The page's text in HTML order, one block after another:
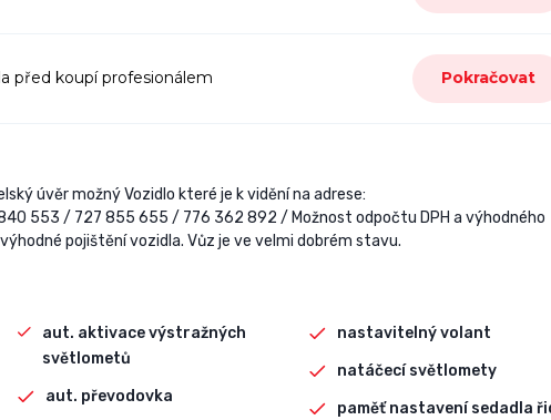
před koupí profesionálem Pokračovat
úvěr možný Vozidlo které je k vidění na adrese:
553 / 727 855 655 / 776 362 892 / Možnost odpočtu DPH a výhodného
pojištění vozidla. Vůz je ve velmi dobrém stavu.
aut. aktivace výstražných
světlometů
aut. převodovka
nastavitelný volant
natáčecí světlomety
paměť nastavení sedadla